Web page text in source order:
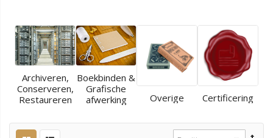
Archiveren,
Conserveren,
Restaureren
Boekbinden &
Grafische
afwerking
Overige Certificering